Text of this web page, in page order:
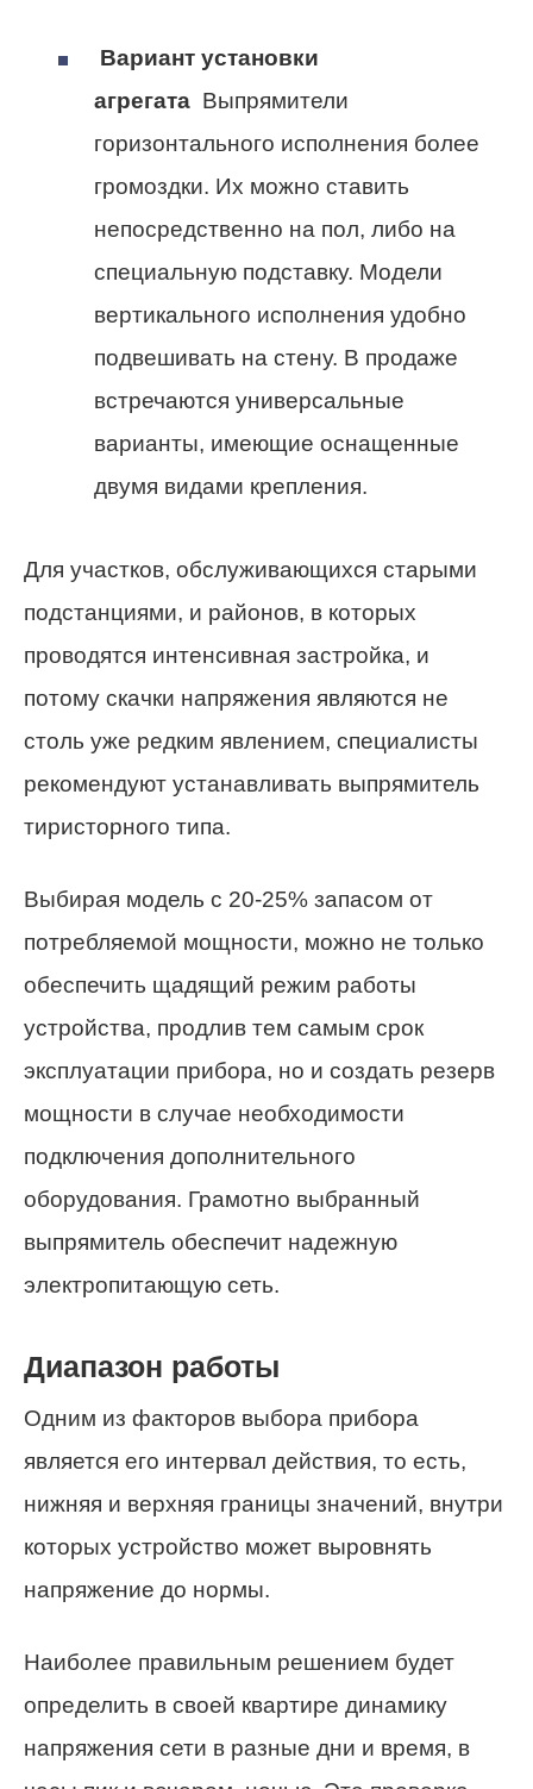
Вариант установки
агрегата Выпрямители
горизонтального исполнения более
громоздки. Их можно ставить
непосредственно на пол, либо на
специальную подставку. Модели
вертикального исполнения удобно
подвешивать на стену. В продаже
встречаются универсальные
варианты, имеющие оснащенные
двумя видами крепления.
Для участков, обслуживающихся старыми
подстанциями, и районов, в которых
проводятся интенсивная застройка, и
потому скачки напряжения являются не
столь уже редким явлением, специалисты
рекомендуют устанавливать выпрямитель
тиристорного типа.
Выбирая модель с 20-25% запасом от
потребляемой мощности, можно не только
обеспечить щадящий режим работы
устройства, продлив тем самым срок
эксплуатации прибора, но и создать резерв
мощности в случае необходимости
подключения дополнительного
оборудования. Грамотно выбранный
выпрямитель обеспечит надежную
электропитающую сеть.
Диапазон работы
Одним из факторов выбора прибора
является его интервал действия, то есть,
нижняя и верхняя границы значений, внутри
которых устройство может выровнять
напряжение до нормы.
Наиболее правильным решением будет
определить в своей квартире динамику
напряжения сети в разные дни и время, в